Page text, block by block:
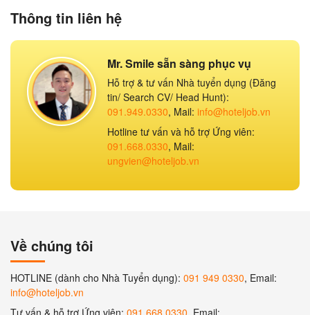
Thông tin liên hệ
Mr. Smile sẵn sàng phục vụ
Hỗ trợ & tư vấn Nhà tuyển dụng (Đăng
tin/ Search CV/ Head Hunt):
091.949.0330, Mail: info@hoteljob.vn
Hotline tư vấn và hỗ trợ Ứng viên:
091.668.0330, Mail:
ungvien@hoteljob.vn
Về chúng tôi
HOTLINE (dành cho Nhà Tuyển dụng): 091 949 0330, Email:
info@hoteljob.vn
Tư vấn & hỗ trợ Ứng viên: 091.668.0330 , Email: